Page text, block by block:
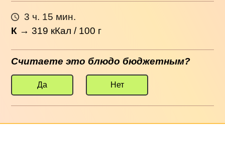
3 ч. 15 мин.
К →319 кКал / 100 г
Считаете это блюдо бюджетным?
Да Нет